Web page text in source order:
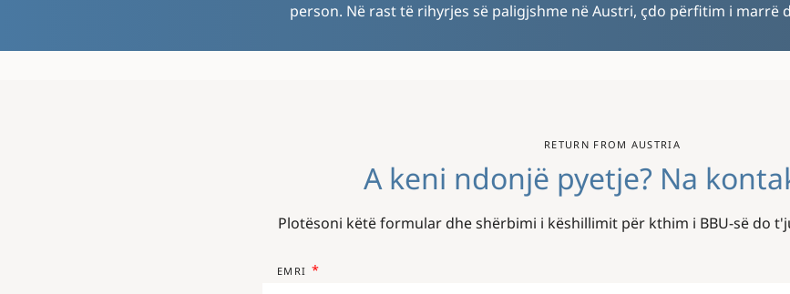
person. Në rast të rihyrjes së paligjshme në Austri, çdo përfitim i marrë
RETURN FROM AUSTRIA
A keni ndonjë pyetje? Na
Plotësoni këtë formular dhe shërbimi i këshillimit për kthim i BBU-së do
EMRI